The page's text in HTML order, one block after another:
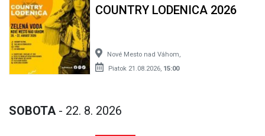
COUNTRY LODENICA 2026
Nové Mesto nad Váhom,
Piatok 21.08.2026, 15:00
SOBOTA - 22. 8. 2026